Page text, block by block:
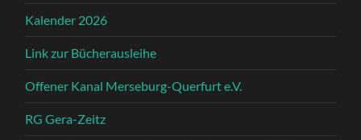
Kalender 2026
Link zur Bücherausleihe
Offener Kanal Merseburg-Querfurt e.V.
RG Gera-Zeitz